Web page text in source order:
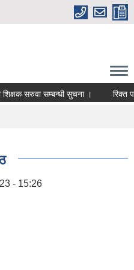
सरुवा सम्बन्धी सुचना । रिक्त
- 15:26